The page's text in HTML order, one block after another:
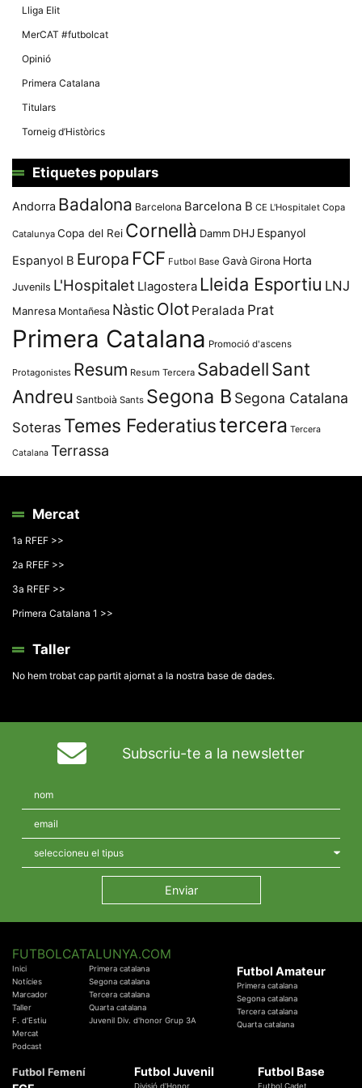
Lliga Elit
MerCAT #futbolcat
Opinió
Primera Catalana
Titulars
Torneig d’Històrics
Etiquetes populars
Andorra Badalona Barcelona Barcelona B CE L'Hospitalet Copa
Catalunya Copa del Rei Cornellà Damm DHJ Espanyol
Espanyol B Europa FCF Futbol Base Gavà Girona Horta
Juvenils L'Hospitalet Llagostera Lleida Esportiu LNJ
Manresa Montañesa Nàstic Olot Peralada Prat
Primera Catalana Promoció d'ascens
Protagonistes Resum Resum Tercera SabadellSant
Andreu Santboià Sants Segona B Segona Catalana
Soteras Temes Federatiustercera Tercera
Catalana Terrassa
Mercat
1a RFEF >>
2a RFEF >>
3a RFEF >>
Primera Catalana 1 >>
Taller
No hem trobat cap partit ajornat a la nostra base de dades.
Subscriu-te a la newsletter
FUTBOLCATALUNYA.COM
Inici
Notícies
Marcador
Taller
F. d'Estiu
Mercat
Podcast
Primera catalana
Segona catalana
Tercera catalana
Quarta catalana
Juvenil Div. d'honor Grup 3A
Futbol Amateur
Primera catalana
Segona catalana
Tercera catalana
Quarta catalana
Futbol Femení Futbol Juvenil
Divisió d'Honor
Futbol Base
Futbol Cadet